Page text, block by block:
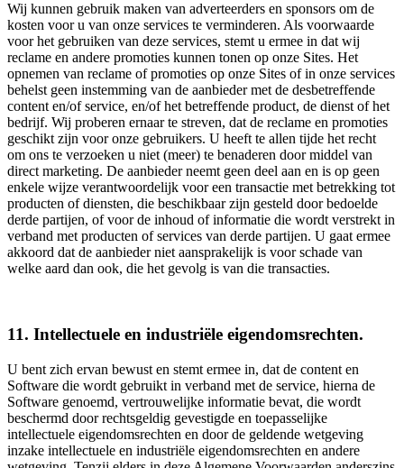
Wij kunnen gebruik maken van adverteerders en sponsors om de
kosten voor u van onze services te verminderen. Als voorwaarde
voor het gebruiken van deze services, stemt u ermee in dat wij
reclame en andere promoties kunnen tonen op onze Sites. Het
opnemen van reclame of promoties op onze Sites of in onze services
behelst geen instemming van de aanbieder met de desbetreffende
content en/of service, en/of het betreffende product, de dienst of het
bedrijf. Wij proberen ernaar te streven, dat de reclame en promoties
geschikt zijn voor onze gebruikers. U heeft te allen tijde het recht
om ons te verzoeken u niet (meer) te benaderen door middel van
direct marketing. De aanbieder neemt geen deel aan en is op geen
enkele wijze verantwoordelijk voor een transactie met betrekking tot
producten of diensten, die beschikbaar zijn gesteld door bedoelde
derde partijen, of voor de inhoud of informatie die wordt verstrekt in
verband met producten of services van derde partijen. U gaat ermee
akkoord dat de aanbieder niet aansprakelijk is voor schade van
welke aard dan ook, die het gevolg is van die transacties.
11. Intellectuele en industriële eigendomsrechten.
U bent zich ervan bewust en stemt ermee in, dat de content en
Software die wordt gebruikt in verband met de service, hierna de
Software genoemd, vertrouwelijke informatie bevat, die wordt
beschermd door rechtsgeldig gevestigde en toepasselijke
intellectuele eigendomsrechten en door de geldende wetgeving
inzake intellectuele en industriële eigendomsrechten en andere